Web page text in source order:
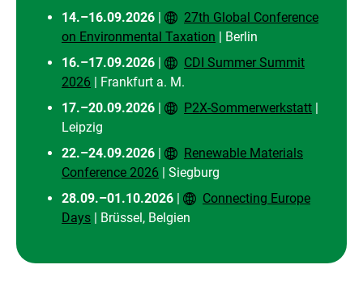
14.–16.09.2026 |
27th Global Conference
on Environmental Taxation | Berlin
16.–17.09.2026 |
CDI Summer Summit
2026 | Frankfurt a. M.
17.–20.09.2026 | P2X-Sommerwerkstatt |
Leipzig
22.–24.09.2026 |
Renewable Materials
Conference 2026 | Siegburg
28.09.–01.10.2026 |
Connecting Europe
Days | Brüssel, Belgien